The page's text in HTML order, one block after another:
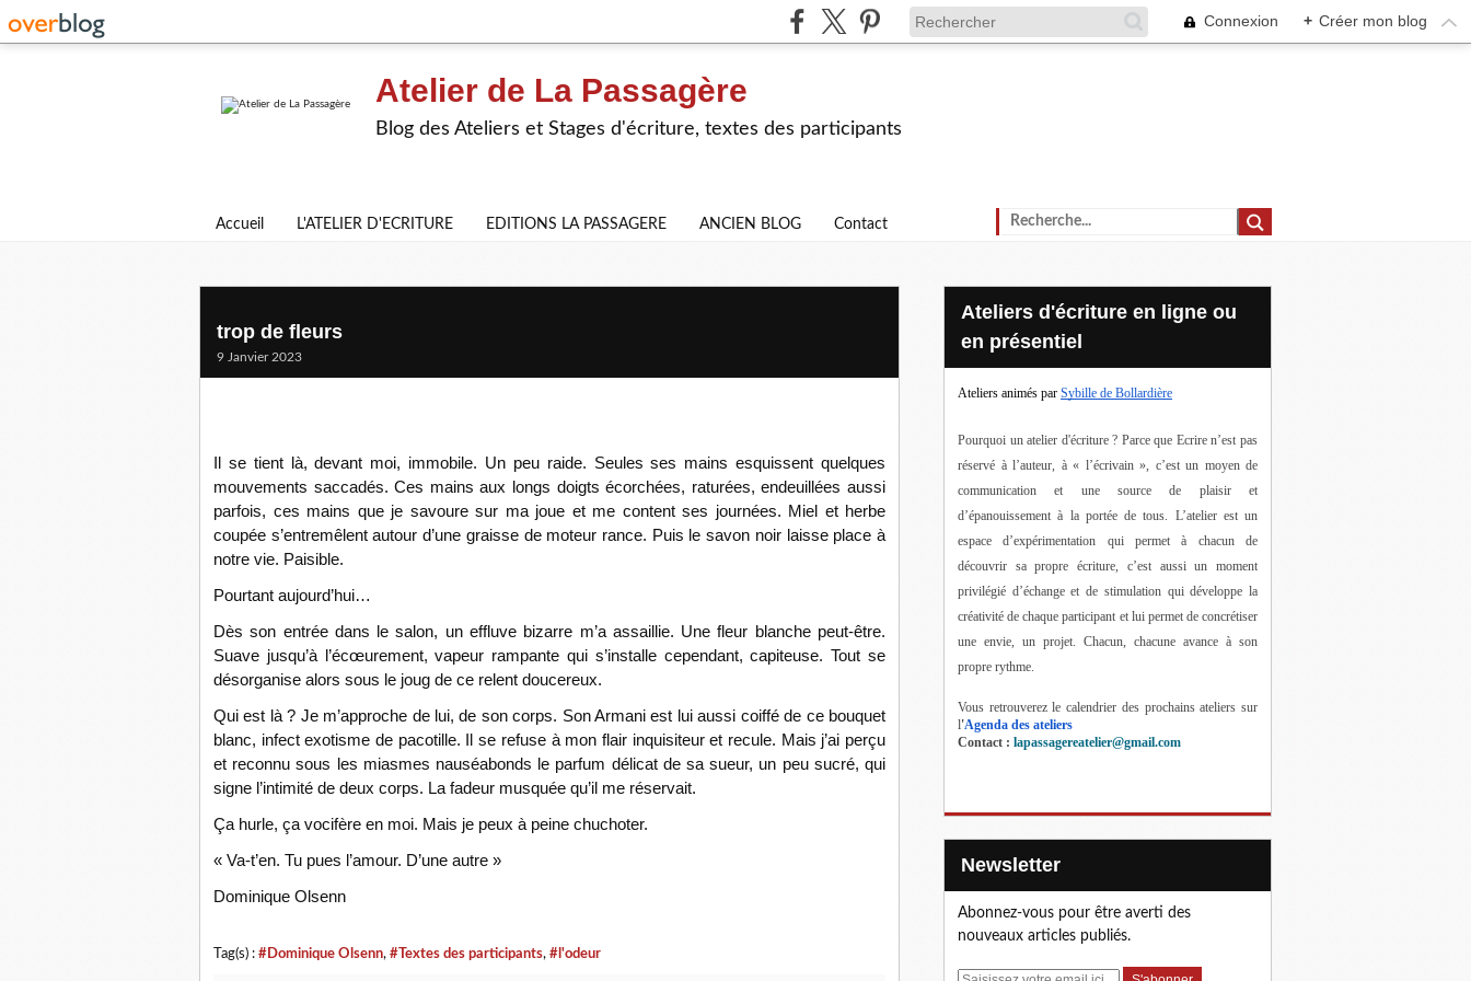
Connexion + Créer mon blog
Atelier de La Passagère
Blog des Ateliers et Stages d'écriture, textes des participants
Accueil L'ATELIER D'ECRITURE EDITIONS LA PASSAGERE ANCIEN BLOG Contact
trop de fleurs
9 Janvier 2023
Il se tient là, devant moi, immobile. Un peu raide. Seules ses mains esquissent quelques
mouvements saccadés. Ces mains aux longs doigts écorchées, raturées, endeuillées aussi
parfois, ces mains que je savoure sur ma joue et me content ses journées. Miel et herbe
coupée s’entremêlent autour d’une graisse de moteur rance. Puis le savon noir laisse place à
notre vie. Paisible.
Pourtant aujourd’hui…
Dès son entrée dans le salon, un effluve bizarre m’a assaillie. Une fleur blanche peut-être.
Suave jusqu’à l’écœurement, vapeur rampante qui s’installe cependant, capiteuse. Tout se
désorganise alors sous le joug de ce relent doucereux.
Qui est là ? Je m’approche de lui, de son corps. Son Armani est lui aussi coiffé de ce bouquet
blanc, infect exotisme de pacotille. Il se refuse à mon flair inquisiteur et recule. Mais j’ai perçu
et reconnu sous les miasmes nauséabonds le parfum délicat de sa sueur, un peu sucré, qui
signe l’intimité de deux corps. La fadeur musquée qu’il me réservait.
Ça hurle, ça vocifère en moi. Mais je peux à peine chuchoter.
« Va-t’en. Tu pues l’amour. D’une autre »
Dominique Olsenn
Tag(s) : #Dominique Olsenn, #Textes des participants, #l'odeur
Ateliers d'écriture en ligne ou
en présentiel
Ateliers animés par Sybille de Bollardière
Pourquoi un atelier d'écriture ? Parce que Ecrire n’est pas
réservé à l’auteur, à « l’écrivain », c’est un moyen de
communication et une source de plaisir et
d’épanouissement à la portée de tous. L’atelier est un
espace d’expérimentation qui permet à chacun de
découvrir sa propre écriture, c’est aussi un moment
privilégié d’échange et de stimulation qui développe la
créativité de chaque participant et lui permet de concrétiser
une envie, un projet. Chacun, chacune avance à son
propre rythme.
Vous retrouverez le calendrier des prochains ateliers sur
l'Agenda des ateliers
Contact : lapassagereatelier@gmail.com
Newsletter
Abonnez-vous pour être averti des
nouveaux articles publiés.